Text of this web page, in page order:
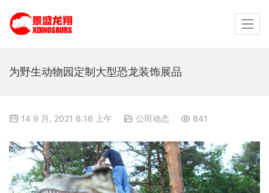
为野生动物园定制大型恐龙装饰展品
14 9 月, 2021 6:16 上午 公司动态 841